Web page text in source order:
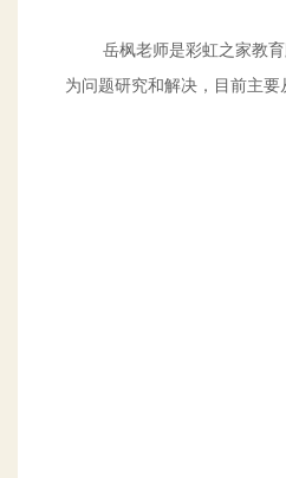
岳枫老师是彩虹之家教育顾
为问题研究和解决，目前主